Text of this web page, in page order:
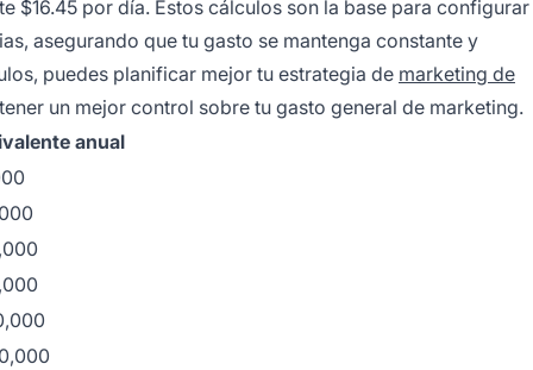
$16.45 por día. Estos cálculos son la base para configurar
asegurando que tu gasto se mantenga constante y
puedes planificar mejor tu estrategia de marketing de
un mejor control sobre tu gasto general de marketing.
anual